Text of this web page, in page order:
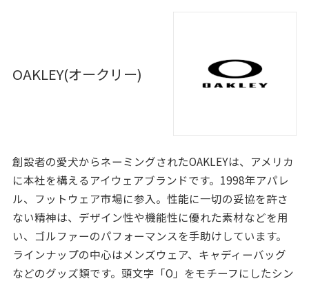
OAKLEY(オークリー)
創設者の愛犬からネーミングされたOAKLEYは、アメリカ
に本社を構えるアイウェアブランドです。1998年アパレ
ル、フットウェア市場に参入。性能に一切の妥協を許さ
ない精神は、デザイン性や機能性に優れた素材などを用
い、ゴルファーのパフォーマンスを手助けしています。
ラインナップの中心はメンズウェア、キャディーバッグ
などのグッズ類です。頭文字「O」をモチーフにしたシン